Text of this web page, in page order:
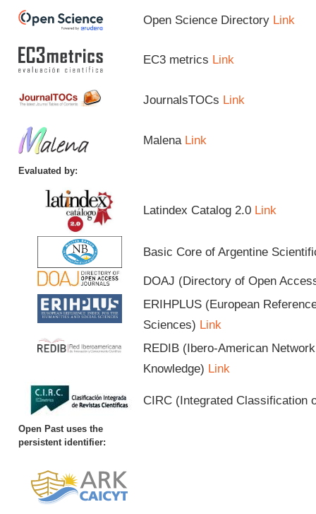
Open Science Directory Link
EC3 metrics Link
JournalsTOCs Link
Malena Link
Evaluated by:
Latindex Catalog 2.0 Link
Basic Core of Argentine
DOAJ (Directory of Open
ERIHPLUS (European
Sciences) Link
REDIB (Ibero-American
Knowledge) Link
CIRC (Integrated Classification
Open Past uses the
persistent identifier: